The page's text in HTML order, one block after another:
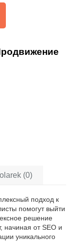
(0)
подход к
помогут выйти
решение
начиная от SEO и
уникального